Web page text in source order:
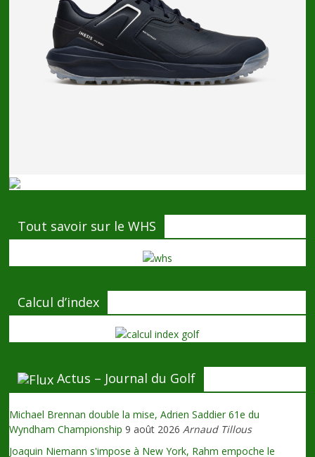
Tout savoir sur le WHS
Calcul d’index
Actus – Journal du Golf
Michael Brennan double la mise, Adrien Saddier 61e du
Wyndham Championship 9 août 2026 Arnaud Tillous
Joaquin Niemann s'impose à New York, Rahm empoche le